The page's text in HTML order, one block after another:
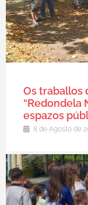
Os traballos
“Redondela
espazos
8 de Agosto de